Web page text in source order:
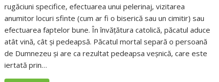
rugăciuni specifice, efectuarea unui pelerinaj, vizitarea
anumitor locuri sfinte (cum ar fi o biserică sau un cimitir) sau
efectuarea faptelor bune. În învățătura catolică, păcatul aduce
atât vină, cât și pedeapsă. Păcatul mortal separă o persoană
de Dumnezeu și are ca rezultat pedeapsa veșnică, care este
iertată prin…